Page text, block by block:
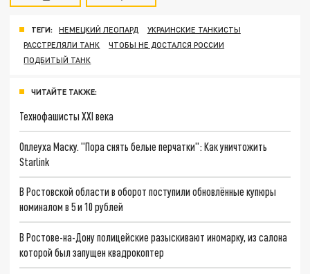
ТЕГИ: НЕМЕЦКИЙ ЛЕОПАРД
УКРАИНСКИЕ ТАНКИСТЫ
РАССТРЕЛЯЛИ ТАНК
ЧТОБЫ НЕ ДОСТАЛСЯ РОССИИ
ПОДБИТЫЙ ТАНК
ЧИТАЙТЕ ТАКЖЕ:
Технофашисты XXI века
Оплеуха Маску. "Пора снять белые перчатки": Как уничтожить
Starlink
В Ростовской области в оборот поступили обновлённые купюры
номиналом в 5 и 10 рублей
В Ростове-на-Дону полицейские разыскивают иномарку, из салона
которой был запущен квадрокоптер